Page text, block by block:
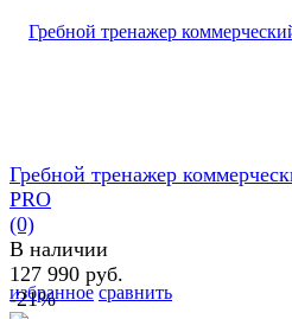
избранное сравнить
Гребной тренажер
PRO
(0)
В наличии
127 990 руб.
-21%